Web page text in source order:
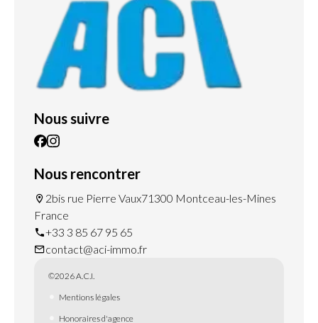
Nous suivre
Nous rencontrer
2bis rue Pierre Vaux71300 Montceau-les-Mines
France
+33 3 85 67 95 65
contact@aci-immo.fr
©2026 A.C.I.
Mentions légales
Honoraires d'agence